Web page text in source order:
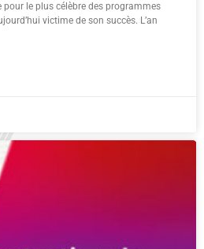
pour le plus célèbre des programmes
victime de son succès. L’an